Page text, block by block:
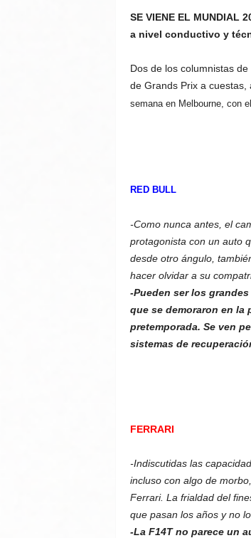
SE VIENE EL MUNDIAL
a nivel conductivo y
Dos de los columnistas de
de Grands Prix a cuestas,
semana en Melbourne, con el
RED BULL
-Como nunca antes, el
protagonista con un auto
desde otro ángulo,
hacer olvidar a su
-Pueden ser los
que se demoraron en la
pretemporada. Se ven
sistemas de
FERRARI
-Indiscutidas las
incluso con algo de
Ferrari. La frialdad del
que pasan los años y no
-La F14T no parece un